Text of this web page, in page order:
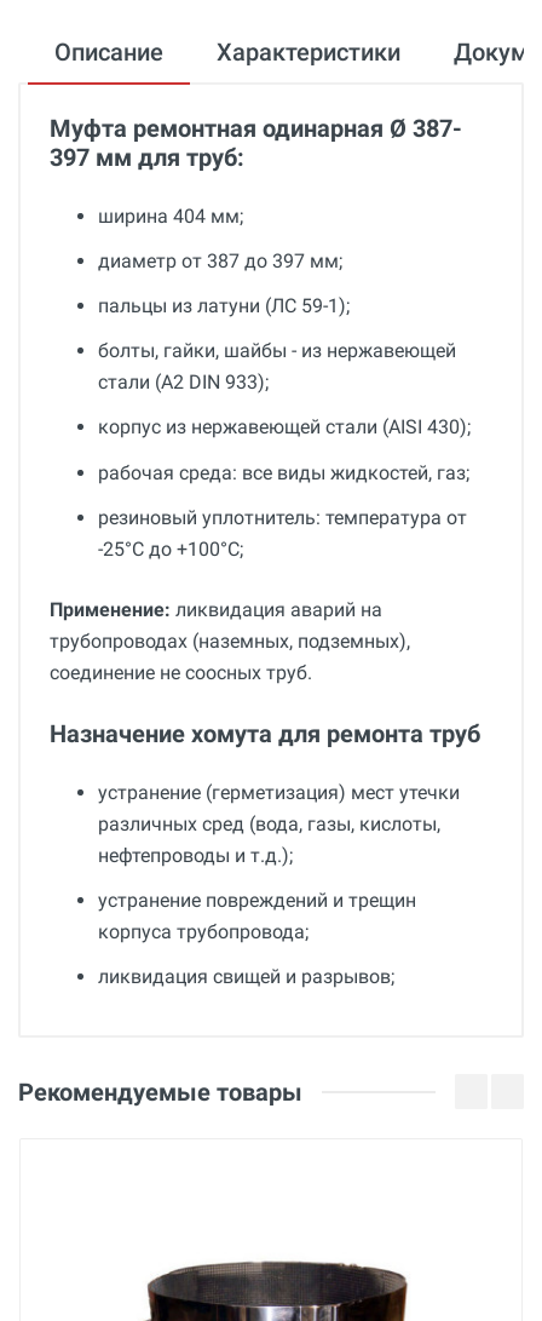
Описание Характеристики
Муфта ремонтная одинарная Ø 387-
397 мм для труб:
ширина 404 мм;
диаметр от 387 до 397 мм;
пальцы из латуни (ЛС 59-1);
болты, гайки, шайбы - из нержавеющей
стали (A2 DIN 933);
корпус из нержавеющей стали (AISI 430);
рабочая среда: все виды жидкостей, газ;
резиновый уплотнитель: температура от
-25°С до +100°С;
Применение: ликвидация аварий на
трубопроводах (наземных, подземных),
соединение не соосных труб.
Назначение хомута для ремонта труб
устранение (герметизация) мест утечки
различных сред (вода, газы, кислоты,
нефтепроводы и т.д.);
устранение повреждений и трещин
корпуса трубопровода;
ликвидация свищей и разрывов;
36 месяцев
Оценка
Рекомендуемые товары